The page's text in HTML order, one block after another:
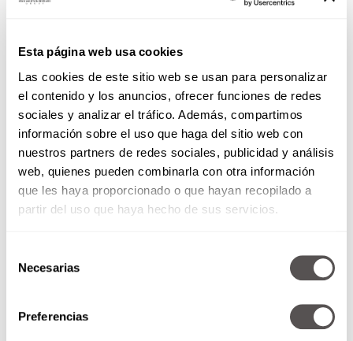
Esta página web usa cookies
Las cookies de este sitio web se usan para personalizar
el contenido y los anuncios, ofrecer funciones de redes
sociales y analizar el tráfico. Además, compartimos
información sobre el uso que haga del sitio web con
nuestros partners de redes sociales, publicidad y análisis
web, quienes pueden combinarla con otra información
que les haya proporcionado o que hayan recopilado a
partir del uso que haya hecho de sus servicios.
Necesarias
Preferencias
Trabajamos mucho,
producimos poco
¿Cómo andamos los mexicanos
en competitividad?